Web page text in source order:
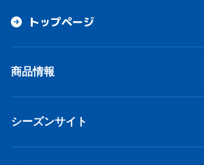
トップページ
商品情報
シーズンサイト